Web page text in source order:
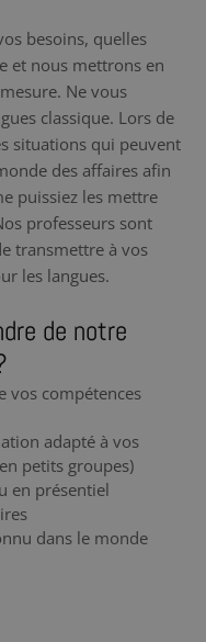
besoins, quelles
et nous mettrons en
Ne vous
classique. Lors de
situations qui peuvent
des affaires afin
puissiez les mettre
professeurs sont
transmettre à vos
les langues.
de notre
vos compétences
adapté à vos
petits groupes)
en présentiel
dans le monde